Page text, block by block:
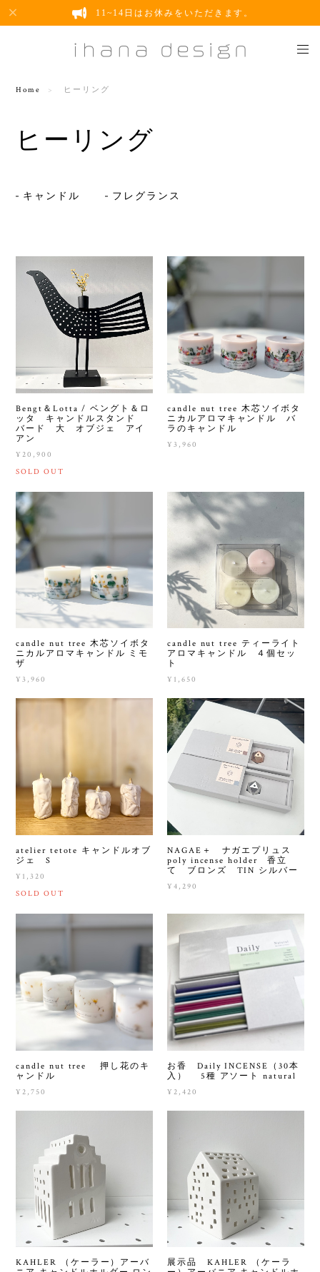
11~14日はお休みをいただきます。
Home ヒーリング
ヒーリング
キャンドル フレグランス
Bengt＆Lotta / ベングト＆ロ
ッタ キャンドルスタンド
バード 大 オブジェ アイ
アン
¥20,900
SOLD OUT
candle nut tree 木芯ソイボタ
ニカルアロマキャンドル バ
ラのキャンドル
¥3,960
candle nut tree 木芯ソイボタ
ニカルアロマキャンドル ミモ
ザ
¥3,960
candle nut tree ティーライト
アロマキャンドル ４個セッ
ト
¥1,650
atelier tetote キャンドルオブ
ジェ S
¥1,320
SOLD OUT
NAGAE＋ ナガエプリュス
poly incense holder 香立
て ブロンズ TIN シルバー
¥4,290
candle nut tree 押し花のキ
ャンドル
¥2,750
お香 Daily INCENSE（30本
入） 5種 アソート natural
¥2,420
KAHLER （ケーラー）アーバ
展示品 KAHLER （ケーラ